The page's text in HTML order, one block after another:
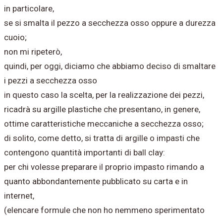
in particolare,
se si smalta il pezzo a secchezza osso oppure a durezza
cuoio;
non mi ripeterò,
quindi, per oggi, diciamo che abbiamo deciso di smaltare
i pezzi a secchezza osso
in questo caso la scelta, per la realizzazione dei pezzi,
ricadrà su argille plastiche che presentano, in genere,
ottime caratteristiche meccaniche a secchezza osso;
di solito, come detto, si tratta di argille o impasti che
contengono quantità importanti di ball clay:
per chi volesse preparare il proprio impasto rimando a
quanto abbondantemente pubblicato su carta e in
internet,
(elencare formule che non ho nemmeno sperimentato